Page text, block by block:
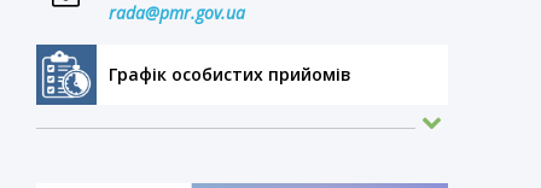
rada@pmr.gov.ua
Графік особистих прийомів